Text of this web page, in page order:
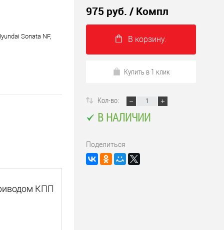
Sonata NF,
КПП
975 руб. / Компл
В корзину.
Купить в 1 клик
Кол-во:
В НАЛИЧИИ
Поделиться